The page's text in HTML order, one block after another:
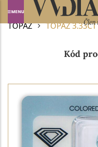
Domů
TOPAZ
TOPAZ
Kód